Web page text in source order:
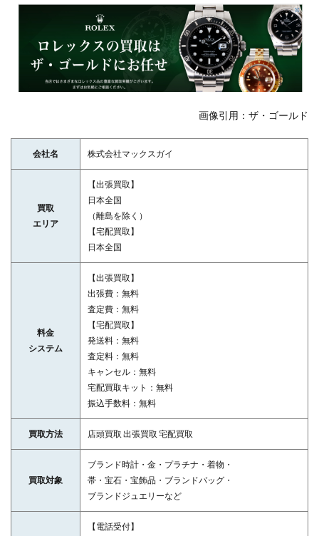
画像引用：ザ・ゴールド
会社名 株式会社マックスガイ
買取
エリア
【出張買取】
日本全国
（離島を除く）
【宅配買取】
日本全国
料金
システム
【出張買取】
出張費：無料
査定費：無料
【宅配買取】
発送料：無料
査定料：無料
キャンセル：無料
宅配買取キット：無料
振込手数料：無料
買取方法 店頭買取 出張買取 宅配買取
買取対象
ブランド時計・金・プラチナ・着物・
帯・宝石・宝飾品・ブランドバッグ・
ブランドジュエリーなど
【電話受付】